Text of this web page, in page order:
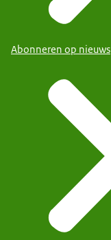
Abonneren op nieuws